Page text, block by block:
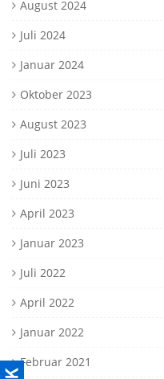
August 2024
Juli 2024
Januar 2024
Oktober 2023
August 2023
Juli 2023
Juni 2023
April 2023
Januar 2023
Juli 2022
April 2022
Januar 2022
Februar 2021